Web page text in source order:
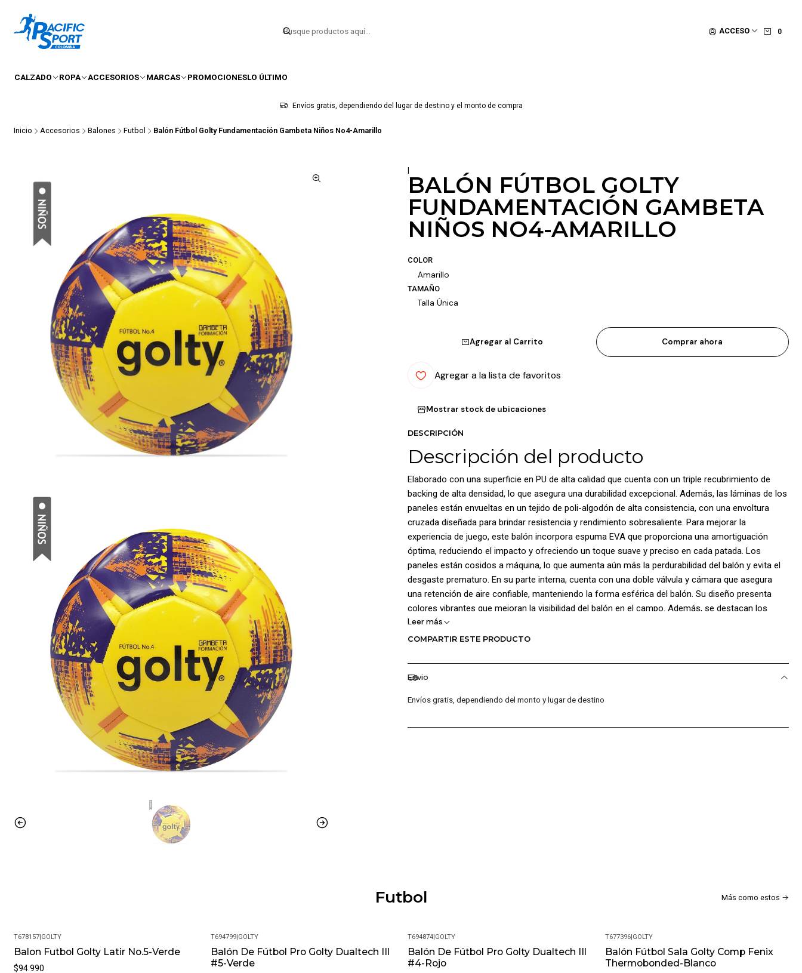
ACCESO 0
CALZADO ROPA ACCESORIOS MARCAS PROMOCIONESLO ÚLTIMO
Envíos gratis, dependiendo del lugar de destino y el monto de compra
Inicio Accesorios Balones Futbol Balón Fútbol Golty Fundamentación Gambeta Niños No4-Amarillo
|
BALÓN FÚTBOL GOLTY
FUNDAMENTACIÓN GAMBETA
NIÑOS NO4-AMARILLO
COLOR
Amarillo
TAMAÑO
Talla Única
Agregar al Carrito Comprar ahora
Agregar a la lista de favoritos
Mostrar stock de ubicaciones
DESCRIPCIÓN
Descripción del producto
Elaborado con una superficie en PU de alta calidad que cuenta con un triple recubrimiento de
backing de alta densidad, lo que asegura una durabilidad excepcional. Además, las láminas de los
paneles están envueltas en un tejido de poli-algodón de alta consistencia, con una envoltura
cruzada diseñada para brindar resistencia y rendimiento sobresaliente. Para mejorar la
experiencia de juego, este balón incorpora espuma EVA que proporciona una amortiguación
óptima, reduciendo el impacto y ofreciendo un toque suave y preciso en cada patada. Los
paneles están cosidos a máquina, lo que aumenta aún más la perdurabilidad del balón y evita el
desgaste prematuro. En su parte interna, cuenta con una doble válvula y cámara que asegura
una retención de aire confiable, manteniendo la forma esférica del balón. Su diseño presenta
colores vibrantes que mejoran la visibilidad del balón en el campo. Además, se destacan los
gráficos de la marca y el logo Golty, garantizando su autenticidad y calidad. Tamaño #4. Peso:
350 a 390 g. Circunferencia: 63,5 a 65 cm.
Leer más
COMPARTIR ESTE PRODUCTO
Envio
Envíos gratis, dependiendo del monto y lugar de destino
Futbol Más como estos
T678157|GOLTY
Balon Futbol Golty Latir No.5-Verde
$94.990
T694799|GOLTY
Balón De Fútbol Pro Golty Dualtech IIl
#5-Verde
T694874|GOLTY
Balón De Fútbol Pro Golty Dualtech IIl
#4-Rojo
T677396|GOLTY
Balón Fútbol Sala Golty Comp Fenix
Thermobonded-Blanco